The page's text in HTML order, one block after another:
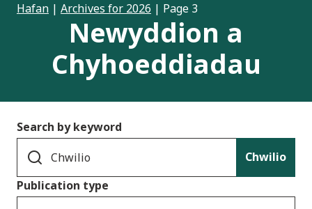
Hafan | Archives for 2026 | Page 3
Newyddion a
Chyhoeddiadau
Search by keyword
Chwilio
Publication type